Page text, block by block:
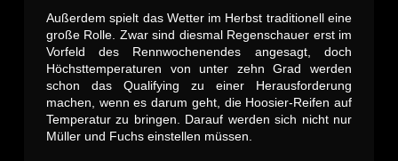
Außerdem spielt das Wetter im Herbst traditionell eine
große Rolle. Zwar sind diesmal Regenschauer erst im
Vorfeld des Rennwochenendes angesagt, doch
Höchsttemperaturen von unter zehn Grad werden
schon das Qualifying zu einer Herausforderung
machen, wenn es darum geht, die Hoosier-Reifen auf
Temperatur zu bringen. Darauf werden sich nicht nur
Müller und Fuchs einstellen müssen.